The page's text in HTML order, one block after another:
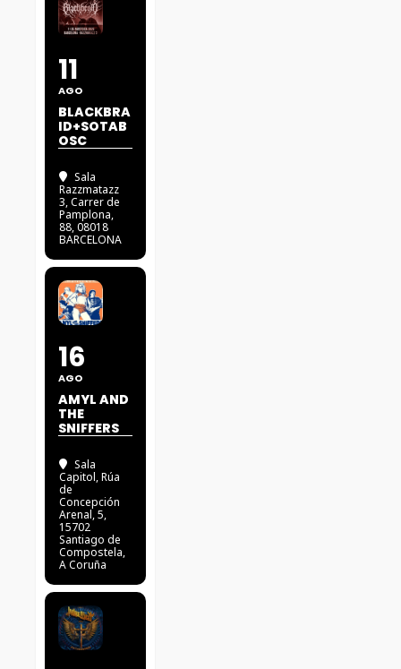
11
AGO
BLACKBRA
ID+SOTAB
OSC
Sala
Razzmatazz
3, Carrer de
Pamplona,
88, 08018
BARCELONA
16
AGO
AMYL AND
THE
SNIFFERS
Sala
Capitol, Rúa
de
Concepción
Arenal, 5,
15702
Santiago de
Compostela,
A Coruña